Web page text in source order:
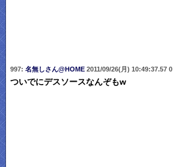
997: 名無しさん@HOME2011/09/26(月) 10:49:37.57 0
ついでにデスソースなんぞもw